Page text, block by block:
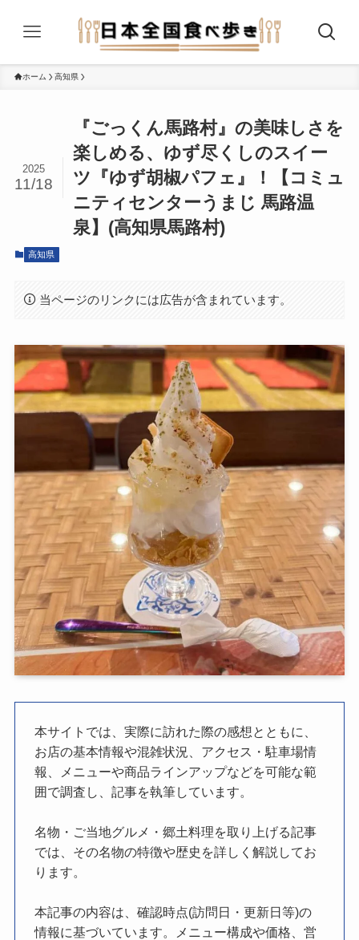
ホーム 高知県
『ごっくん馬路村』の美味しさを
楽しめる、ゆず尽くしのスイー
ツ『ゆず胡椒パフェ』！【コミュ
ニティセンターうまじ 馬路温
泉】(高知県馬路村)
2025
11/18
高知県
当ページのリンクには広告が含まれています。
本サイトでは、実際に訪れた際の感想とともに、
お店の基本情報や混雑状況、アクセス・駐車場情
報、メニューや商品ラインアップなどを可能な範
囲で調査し、記事を執筆しています。
名物・ご当地グルメ・郷土料理を取り上げる記事
では、その名物の特徴や歴史を詳しく解説してお
ります。
本記事の内容は、確認時点(訪問日・更新日等)の
情報に基づいています。メニュー構成や価格、営